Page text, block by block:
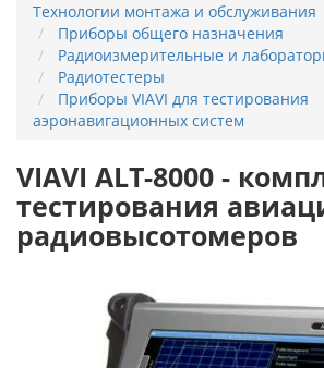
Технологии монтажа и обслуживания
Приборы общего назначения
Радиоизмерительные и
Радиотестеры
Приборы VIAVI для тестирования
аэронавигационных систем
VIAVI ALT-8000 -
тестирования
радиовысотомеров